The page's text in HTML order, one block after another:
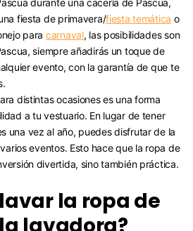
durante una cacería de Pascua,
fiesta de primavera/fiesta temática o
para carnaval, las posibilidades son
siempre añadirás un toque de
evento, con la garantía de que te
distintas ocasiones es una forma
a tu vestuario. En lugar de tener
una vez al año, puedes disfrutar de la
eventos. Esto hace que la ropa de
divertida, sino también práctica.
la ropa de